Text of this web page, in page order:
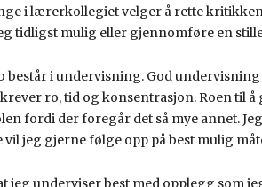
i lærerkollegiet velger å rette
tidligst mulig eller gjennomføre en
består i undervisning. God
ro, tid og konsentrasjon. Roen til
fordi der foregår det så mye annet.
jeg gjerne følge opp på best mulig
jeg underviser best med opplegg som